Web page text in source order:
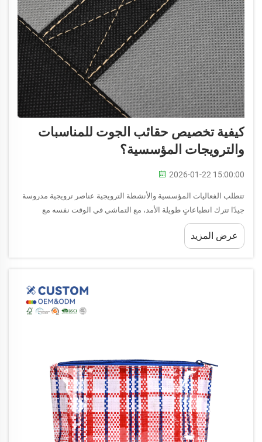
كيفية تخصيص حقائب الجوت للمناسبات
والترويجات المؤسسية؟
2026-01-22 15:00:00
تتطلب الفعاليات المؤسسية والأنشطة الترويجية عناصر ترويجية مدروسة
جيدًا تترك انطباعاتٍ طويلة الأمد، مع التماشي في الوقت نفسه مع
ممارسات الأعمال المستدامة. وتُعد حقيبة الجوت أداة ترويجية استثنائية
تجمع بين المسؤولية البيئية...
عرض المزيد